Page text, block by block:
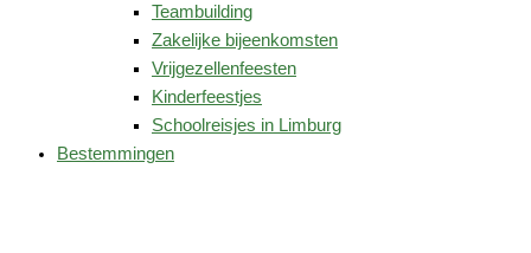
Teambuilding
Zakelijke bijeenkomsten
Vrijgezellenfeesten
Kinderfeestjes
Schoolreisjes in Limburg
Bestemmingen